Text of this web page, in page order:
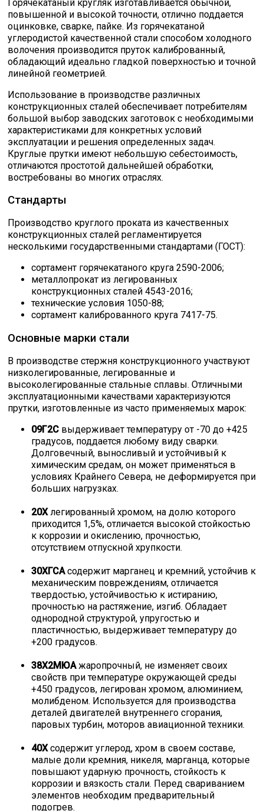
Горячекатаный кругляк изготавливается обычной,
повышенной и высокой точности, отлично поддается
оцинковке, сварке, пайке. Из горячекатаной
углеродистой качественной стали способом холодного
волочения производится пруток калиброванный,
обладающий идеально гладкой поверхностью и точной
линейной геометрией.
Использование в производстве различных
конструкционных сталей обеспечивает потребителям
большой выбор заводских заготовок с необходимыми
характеристиками для конкретных условий
эксплуатации и решения определенных задач.
Круглые прутки имеют небольшую себестоимость,
отличаются простотой дальнейшей обработки,
востребованы во многих отраслях.
Стандарты
Производство круглого проката из качественных
конструкционных сталей регламентируется
несколькими государственными стандартами (ГОСТ):
сортамент горячекатаного круга 2590-2006;
металлопрокат из легированных
конструкционных сталей 4543-2016;
технические условия 1050-88;
сортамент калиброванного круга 7417-75.
Основные марки стали
В производстве стержня конструкционного участвуют
низколегированные, легированные и
высоколегированные стальные сплавы. Отличными
эксплуатационными качествами характеризуются
прутки, изготовленные из часто применяемых марок:
09Г2С выдерживает температуру от -70 до +425
градусов, поддается любому виду сварки.
Долговечный, выносливый и устойчивый к
химическим средам, он может применяться в
условиях Крайнего Севера, не деформируется при
больших нагрузках.
20Хлегированный хромом, на долю которого
приходится 1,5%, отличается высокой стойкостью
к коррозии и окислению, прочностью,
отсутствием отпускной хрупкости.
30ХГСАсодержит марганец и кремний, устойчив к
механическим повреждениям, отличается
твердостью, устойчивостью к истиранию,
прочностью на растяжение, изгиб. Обладает
однородной структурой, упругостью и
пластичностью, выдерживает температуру до
+200 градусов.
38Х2МЮАжаропрочный, не изменяет своих
свойств при температуре окружающей среды
+450 градусов, легирован хромом, алюминием,
молибденом. Используется для производства
деталей двигателей внутреннего сгорания,
паровых турбин, моторов авиационной техники.
40Хсодержит углерод, хром в своем составе,
малые доли кремния, никеля, марганца, которые
повышают ударную прочность, стойкость к
коррозии и вязкость стали. Перед свариванием
элементов необходим предварительный
подогрев.